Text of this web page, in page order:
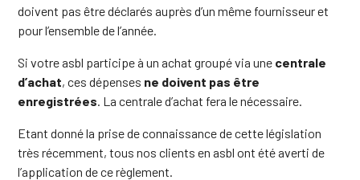
doivent pas être déclarés auprès d’un même fournisseur et
pour l’ensemble de l’année.
Si votre asbl participe à un achat groupé via une centrale
d’achat, ces dépenses ne doivent pas être
enregistrées . La centrale d’achat fera le nécessaire.
Etant donné la prise de connaissance de cette législation
très récemment, tous nos clients en asbl ont été averti de
l’application de ce règlement.